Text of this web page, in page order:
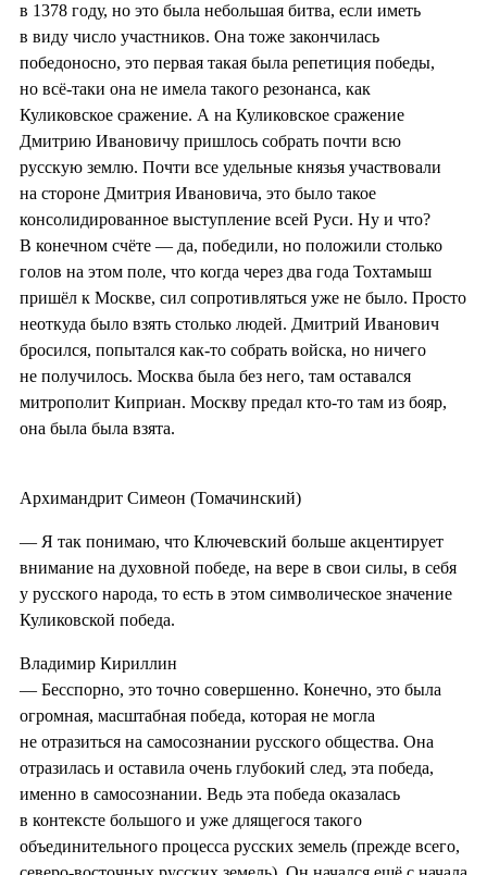
в 1378 году, но это была небольшая битва, если иметь
в виду число участников. Она тоже закончилась
победоносно, это первая такая была репетиция победы,
но всё-таки она не имела такого резонанса, как
Куликовское сражение. А на Куликовское сражение
Дмитрию Ивановичу пришлось собрать почти всю
русскую землю. Почти все удельные князья участвовали
на стороне Дмитрия Ивановича, это было такое
консолидированное выступление всей Руси. Ну и что?
В конечном счёте — да, победили, но положили столько
голов на этом поле, что когда через два года Тохтамыш
пришёл к Москве, сил сопротивляться уже не было. Просто
неоткуда было взять столько людей. Дмитрий Иванович
бросился, попытался как-то собрать войска, но ничего
не получилось. Москва была без него, там оставался
митрополит Киприан. Москву предал кто-то там из бояр,
она была была взята.
Архимандрит Симеон (Томачинский)
— Я так понимаю, что Ключевский больше акцентирует
внимание на духовной победе, на вере в свои силы, в себя
у русского народа, то есть в этом символическое значение
Куликовской победа.
Владимир Кириллин
— Бесспорно, это точно совершенно. Конечно, это была
огромная, масштабная победа, которая не могла
не отразиться на самосознании русского общества. Она
отразилась и оставила очень глубокий след, эта победа,
именно в самосознании. Ведь эта победа оказалась
в контексте большого и уже длящегося такого
объединительного процесса русских земель (прежде всего,